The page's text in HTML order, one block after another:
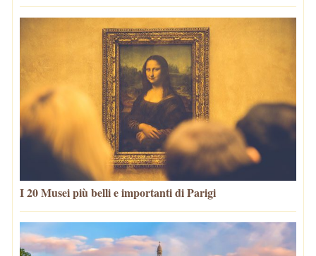
I 20 Musei più belli e importanti di Parigi